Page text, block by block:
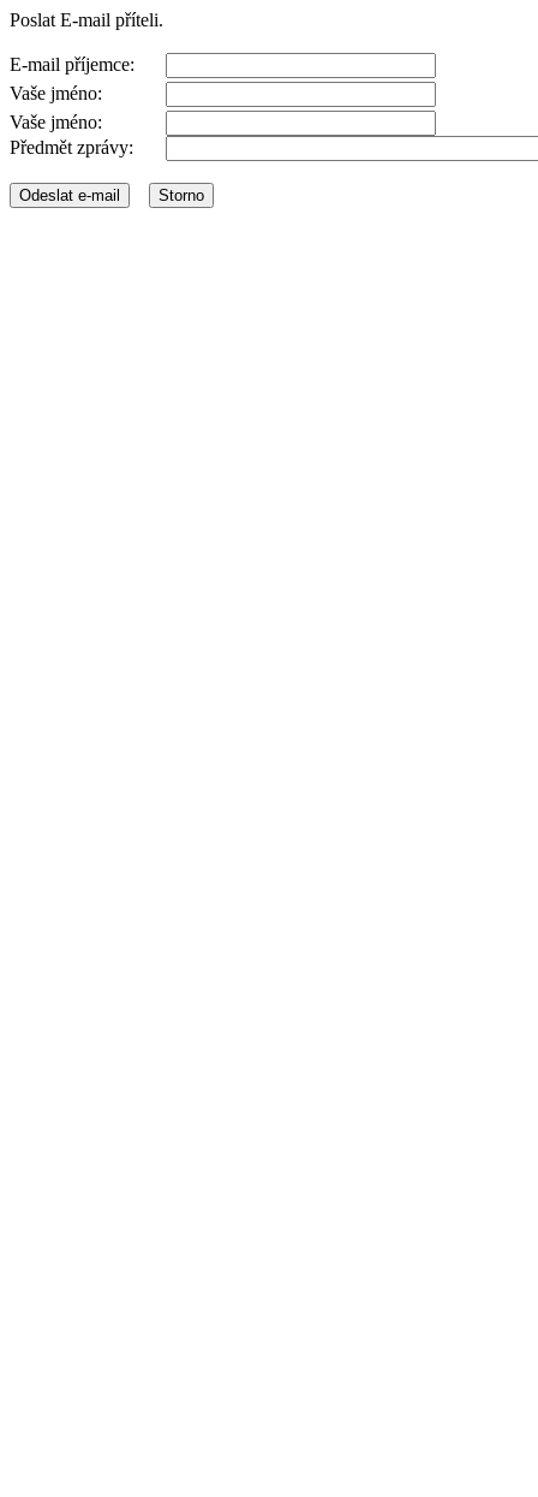
Poslat E-mail příteli.
E-mail příjemce:
Vaše jméno:
Vaše jméno:
Předmět zprávy: